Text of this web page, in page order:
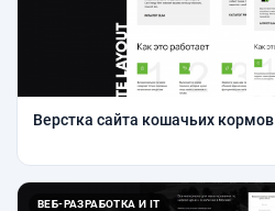
Верстка сайта кошачьих кормов
ВЕБ-РАЗРАБОТКА И IT